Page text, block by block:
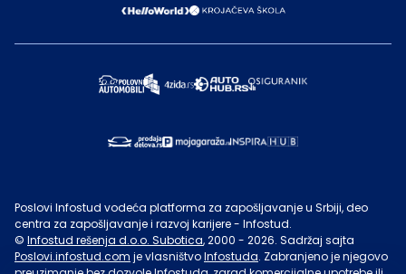
Poslovi Infostud vodeća platforma za zapošljavanje u Srbiji, deo
centra za zapošljavanje i razvoj karijere - Infostud.
© Infostud rešenja d.o.o. Subotica, 2000 - 2026. Sadržaj sajta
Poslovi.infostud.com je vlasništvoInfostuda. Zabranjeno je njegovo